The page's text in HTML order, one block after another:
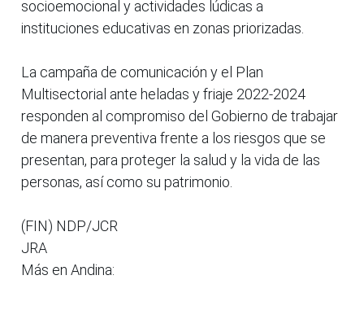
socioemocional y actividades lúdicas a
instituciones educativas en zonas priorizadas.
La campaña de comunicación y el Plan
Multisectorial ante heladas y friaje 2022-2024
responden al compromiso del Gobierno de trabajar
de manera preventiva frente a los riesgos que se
presentan, para proteger la salud y la vida de las
personas, así como su patrimonio.
(FIN) NDP/JCR
JRA
Más en Andina: